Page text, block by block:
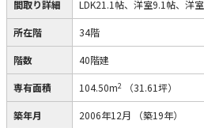
間取り詳細 LDK21.1帖、洋室9.1帖、洋
所在階 34階
階数 40階建
専有面積 104.50m2 （31.61坪）
築年月 2006年12月 （築19年）